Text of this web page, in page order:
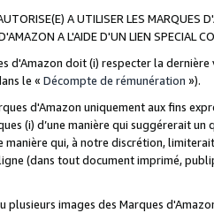
A UTILISER LES MARQUES
A L'AIDE D'UN LIEN SPECIAL
d'Amazon doit (i) respecter la
le « Décompte de rémunération »).
d'Amazon uniquement aux fins
(i) d’une manière qui suggérerait
manière qui, à notre discrétion,
(dans tout document imprimé,
plusieurs images des Marques